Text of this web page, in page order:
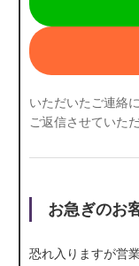
いただいたご連絡
ご返信させていた
お急ぎのお
恐れ入りますが営